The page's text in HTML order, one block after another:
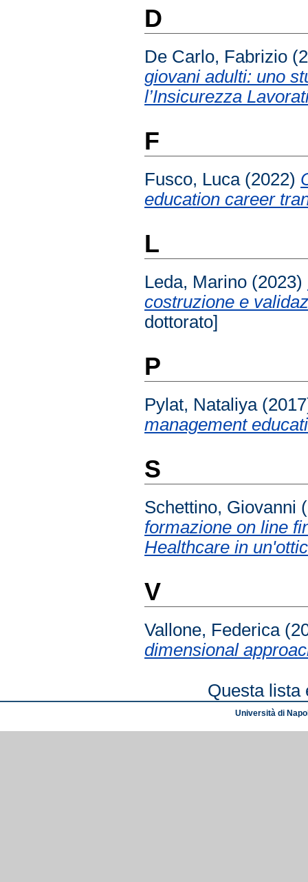
D
De Carlo, Fabrizio
giovani adulti: uno
l’Insicurezza
F
Fusco, Luca(2022)
education career
L
Leda, Marino (2023)
costruzione e
dottorato]
P
Pylat, Nataliya
management
S
Schettino, Giovanni
formazione on line
Healthcare in
V
Vallone, Federica
dimensional
Questa lista
Università di